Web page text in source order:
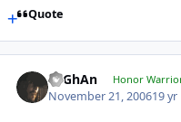
Quote
TuGhAn Honor
November 21, 200619 yr